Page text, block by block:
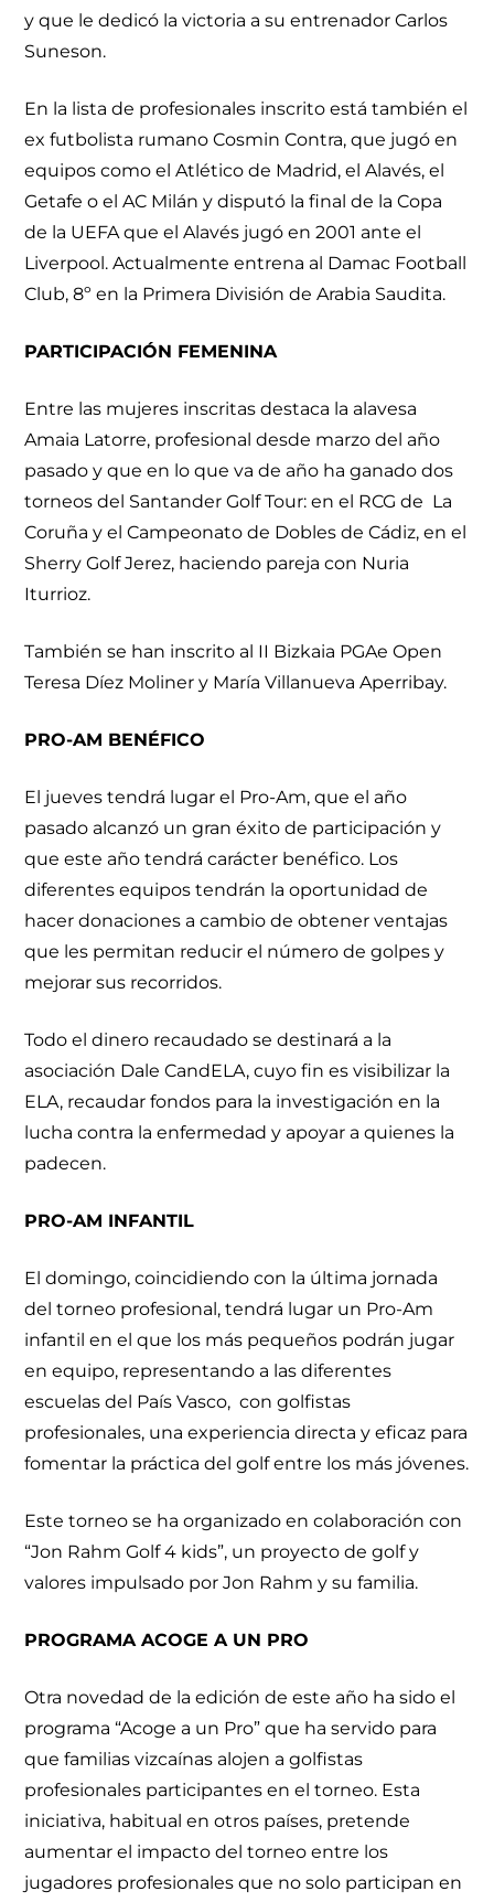
y que le dedicó la victoria a su entrenador Carlos
Suneson.
En la lista de profesionales inscrito está también el
ex futbolista rumano Cosmin Contra, que jugó en
equipos como el Atlético de Madrid, el Alavés, el
Getafe o el AC Milán y disputó la final de la Copa
de la UEFA que el Alavés jugó en 2001 ante el
Liverpool. Actualmente entrena al Damac Football
Club, 8º en la Primera División de Arabia Saudita.
PARTICIPACIÓN FEMENINA
Entre las mujeres inscritas destaca la alavesa
Amaia Latorre, profesional desde marzo del año
pasado y que en lo que va de año ha ganado dos
torneos del Santander Golf Tour: en el RCG de La
Coruña y el Campeonato de Dobles de Cádiz, en el
Sherry Golf Jerez, haciendo pareja con Nuria
Iturrioz.
También se han inscrito al II Bizkaia PGAe Open
Teresa Díez Moliner y María Villanueva Aperribay.
PRO-AM BENÉFICO
El jueves tendrá lugar el Pro-Am, que el año
pasado alcanzó un gran éxito de participación y
que este año tendrá carácter benéfico. Los
diferentes equipos tendrán la oportunidad de
hacer donaciones a cambio de obtener ventajas
que les permitan reducir el número de golpes y
mejorar sus recorridos.
Todo el dinero recaudado se destinará a la
asociación Dale CandELA, cuyo fin es visibilizar la
ELA, recaudar fondos para la investigación en la
lucha contra la enfermedad y apoyar a quienes la
padecen.
PRO-AM INFANTIL
El domingo, coincidiendo con la última jornada
del torneo profesional, tendrá lugar un Pro-Am
infantil en el que los más pequeños podrán jugar
en equipo, representando a las diferentes
escuelas del País Vasco, con golfistas
profesionales, una experiencia directa y eficaz para
fomentar la práctica del golf entre los más jóvenes.
Este torneo se ha organizado en colaboración con
“Jon Rahm Golf 4 kids”, un proyecto de golf y
valores impulsado por Jon Rahm y su familia.
PROGRAMA ACOGE A UN PRO
Otra novedad de la edición de este año ha sido el
programa “Acoge a un Pro” que ha servido para
que familias vizcaínas alojen a golfistas
profesionales participantes en el torneo. Esta
iniciativa, habitual en otros países, pretende
aumentar el impacto del torneo entre los
jugadores profesionales que no solo participan en